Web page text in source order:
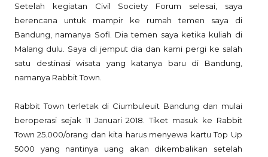
Setelah kegiatan Civil Society Forum selesai, saya
berencana untuk mampir ke rumah temen saya di
Bandung, namanya Sofi. Dia temen saya ketika kuliah di
Malang dulu. Saya di jemput dia dan kami pergi ke salah
satu destinasi wisata yang katanya baru di Bandung,
namanya Rabbit Town.
Rabbit Town terletak di Ciumbuleuit Bandung dan mulai
beroperasi sejak 11 Januari 2018. Tiket masuk ke Rabbit
Town 25.000/orang dan kita harus menyewa kartu Top Up
5000 yang nantinya uang akan dikembalikan setelah